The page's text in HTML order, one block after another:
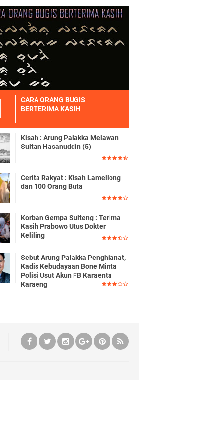
CARA ORANG BUGIS
BERTERIMA KASIH
Kisah : Arung Palakka Melawan
Sultan Hasanuddin (5)
Cerita Rakyat : Kisah Lamellong
dan 100 Orang Buta
Korban Gempa Sulteng : Terima
Kasih Prabowo Utus Dokter
Keliling
Sebut Arung Palakka Penghianat,
Kadis Kebudayaan Bone Minta
Polisi Usut Akun FB Karaenta
Karaeng